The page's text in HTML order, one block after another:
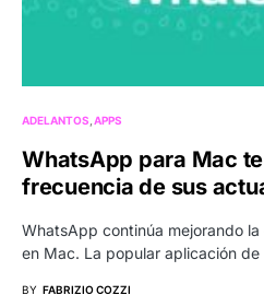
ADELANTOS APPS
WhatsApp para Mac
frecuencia de sus
WhatsApp continúa mejorando
en Mac. La popular aplicación
BY FABRIZIO COZZI